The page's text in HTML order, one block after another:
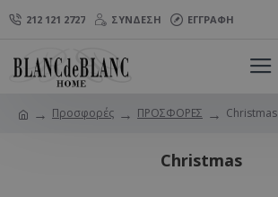
212 121 2727 ΣΎΝΔΕΣΗ ΕΓΓΡΑΦΉ
Προσφορές ΠΡΟΣΦΟΡΕΣ Christmas
Christmas